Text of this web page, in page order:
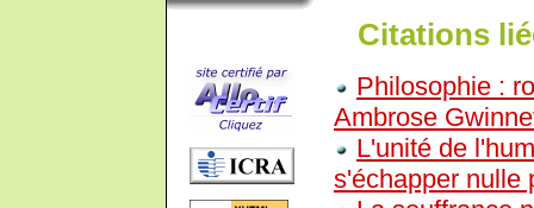
Citations
Philosophie :
Ambrose
L'unité de
s'échapper nulle